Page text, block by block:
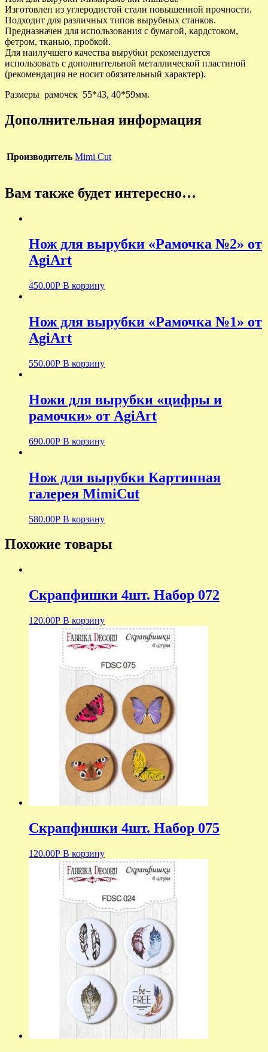
Изготовлен из углеродистой стали повышенной прочности.
Подходит для различных типов вырубных станков.
Предназначен для использования с бумагой, кардстоком,
фетром, тканью, пробкой.
Для наилучшего качества вырубки рекомендуется
использовать с дополнительной металлической пластиной
(рекомендация не носит обязательный характер).
Размеры рамочек 55*43, 40*59мм.
Дополнительная информация
Производитель Mimi Cut
Вам также будет интересно…
Нож для вырубки «Рамочка №2» от
AgiArt
450.00Р В корзину
Нож для вырубки «Рамочка №1» от
AgiArt
550.00Р В корзину
Ножи для вырубки «цифры и
рамочки» от AgiArt
690.00Р В корзину
Нож для вырубки Картинная
галерея MimiCut
580.00Р В корзину
Похожие товары
Скрапфишки 4шт. Набор 072
120.00Р В корзину
Скрапфишки 4шт. Набор 075
120.00Р В корзину